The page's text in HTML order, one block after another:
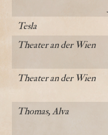
Tesla
Theater an der Wien
Theater an der Wien
Thomas, Alva